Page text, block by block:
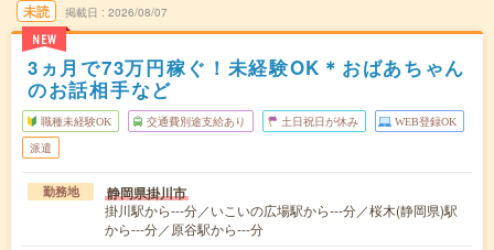
未読
NEW
掲載日 2026/08/07
3ヵ月で73万円稼ぐ！未経験OK＊おばあちゃん
のお話相手など
職種未経験OK 交通費別途支給あり 土日祝日が休み WEB登録OK
派遣
勤務地 静岡県掛川市
掛川駅から---分／いこいの広場駅から---分／桜木(静岡県)駅
から---分／原谷駅から---分